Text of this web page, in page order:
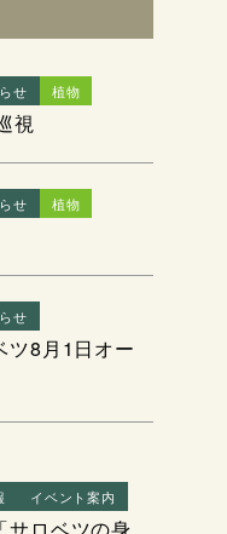
せ 植物
視
せ 植物
せ
ツ8月1日オー
イベント案内